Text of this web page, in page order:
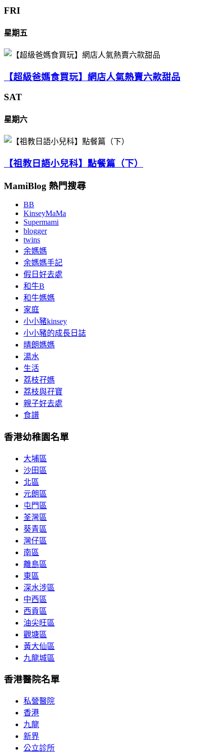
FRI
星期五
【超級爸媽食買玩】網店人氣熱賣六款甜品
SAT
星期六
【祖教日語小兒科】點餐篇（下）
MamiBlog 熱門搜尋
BB
KinseyMaMa
Supermami
blogger
twins
余媽媽
余媽媽手記
假日好去處
和牛B
和牛媽媽
家庭
小小豬kinsey
小小豬的成長日誌
晴朗媽媽
湯水
生活
荔枝孖媽
荔枝與孖寶
親子好去處
食譜
香港幼稚園名單
大埔區
沙田區
北區
元朗區
屯門區
荃灣區
葵青區
灣仔區
南區
離島區
東區
深水涉區
中西區
西貢區
油尖旺區
觀塘區
黃大仙區
九龍城區
香港醫院名單
私營醫院
香港
九龍
新界
公立診所